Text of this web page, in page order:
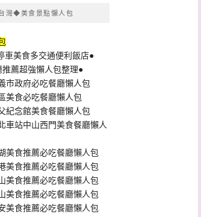
灣◆美食景點懶人包
車美食多交通便利飯店●
推薦超強懶人包整理●
市政府必吃餐廳懶人包
美食必吃餐廳懶人包
紀念館美食餐廳懶人包
車站中山西門美食餐廳懶人
美食推薦必吃餐廳懶人包
美食推薦必吃餐廳懶人包
美食推薦必吃餐廳懶人包
美食推薦必吃餐廳懶人包
美食推薦必吃餐廳懶人包